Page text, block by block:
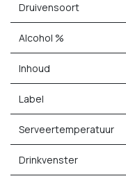
Druivensoort
Alcohol %
Inhoud
Label
Serveertemperatuur
Drinkvenster